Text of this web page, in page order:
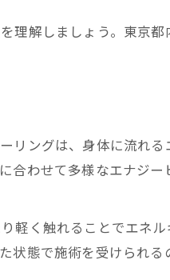
談
秘訣
リング術
グ活用法
理解しましょう。東京
リングは、身体に流れ
合わせて多様なエナジ
軽く触れることでエネ
状態で施術を受けられ